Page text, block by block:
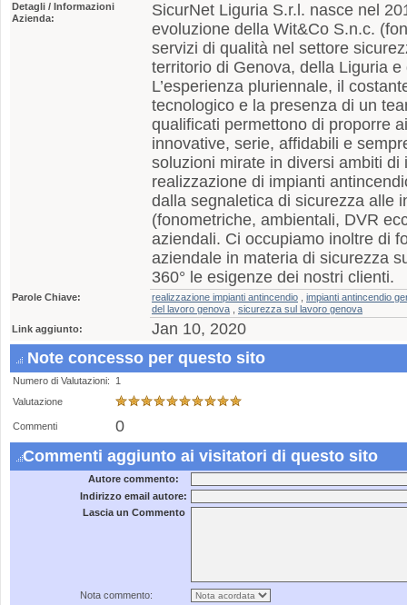
Detagli / Informazioni
Azienda:
SicurNet Liguria S.r.l. nasce nel
evoluzione della Wit&Co S.n.c.
servizi di qualità nel settore
territorio di Genova, della Liguria
L’esperienza pluriennale, il
tecnologico e la presenza di un
qualificati permettono di proporre
innovative, serie, affidabili e
soluzioni mirate in diversi ambiti di
realizzazione di impianti
dalla segnaletica di sicurezza alle
(fonometriche, ambientali, DVR
aziendali. Ci occupiamo inoltre di
aziendale in materia di sicurezza
360° le esigenze dei nostri clienti.
Parole Chiave: realizzazione impianti antincendio
impianti antincendio
del lavoro genova
sicurezza sul lavoro genova
Link aggiunto:
Jan 10, 2020
Note concesso per questo sito
Numero di Valutazioni:
1
Valutazione
Commenti
0
Commenti aggiunto ai visitatori di questo sito
Autore commento:
Indirizzo email autore:
Lascia un Commento
Nota commento: